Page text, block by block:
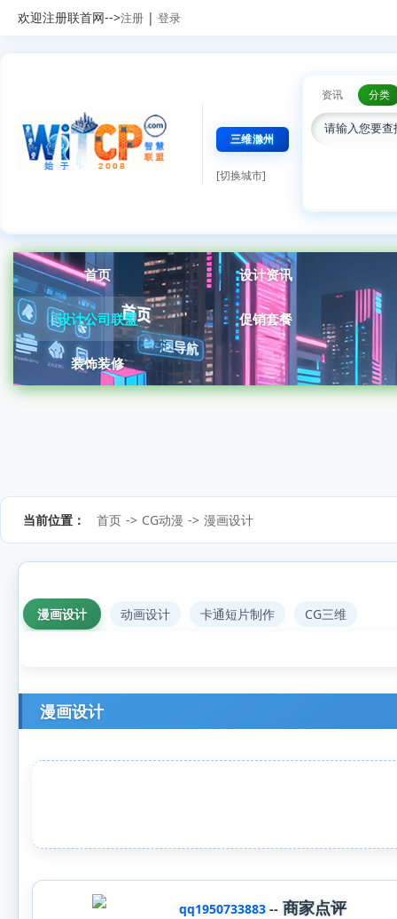
欢迎注册联首网-->注册 | 登录
三维滁州
[切换城市]
资讯 分类
首页 设计资讯
设计公司联盟 促销套餐
装饰装修
当前位置： 首页 -> CG动漫 -> 漫画设计
漫画设计 动画设计 卡通短片制作 CG三维
漫画设计
qq1950733883 -- 商家点评